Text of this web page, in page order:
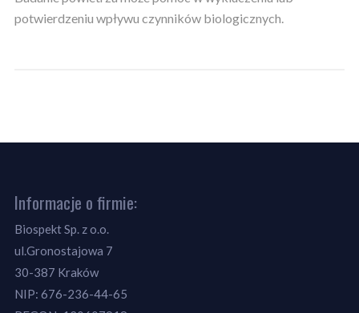
potwierdzeniu wpływu czynników biologicznych.
Informacje o firmie:
Biospekt Sp. z o.o.
ul.Gronostajowa 7
30-387 Kraków
NIP: 676-236-44-65